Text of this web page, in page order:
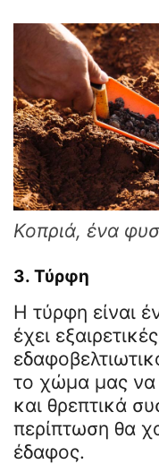
Κοπριά, ένα
3. Τύρφη
Η τύρφη είναι
έχει
το χώμα μας να
και θρεπτικά
περίπτωση θα
έδαφος.